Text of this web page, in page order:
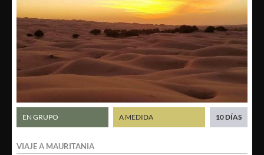
VIAJE A MAURITANIA
EN GRUPO A MEDIDA 10 DÍAS